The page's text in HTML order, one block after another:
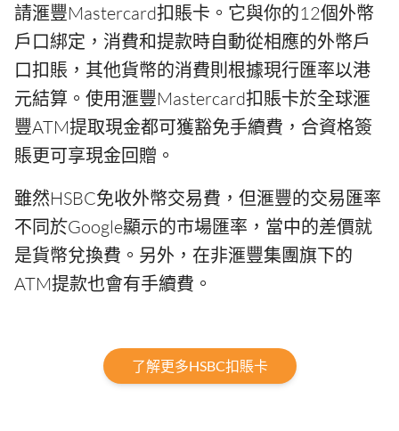
請滙豐Mastercard扣賬卡。它與你的12個外幣
戶口綁定，消費和提款時自動從相應的外幣戶
口扣賬，其他貨幣的消費則根據現行匯率以港
元結算。使用滙豐Mastercard扣賬卡於全球滙
豐ATM提取現金都可獲豁免手續費，合資格簽
賬更可享現金回贈。
雖然HSBC免收外幣交易費，但滙豐的交易匯率
不同於Google顯示的市場匯率，當中的差價就
是貨幣兌換費。另外，在非滙豐集團旗下的
ATM提款也會有手續費。
了解更多HSBC扣賬卡